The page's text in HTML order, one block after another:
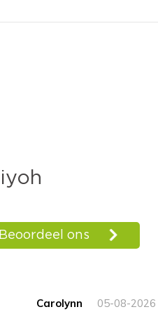
Carolynn 05-08-2026